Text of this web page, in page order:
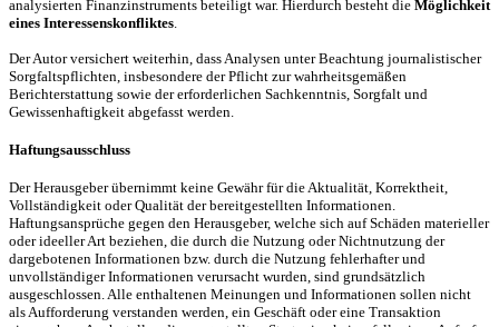
analysierten Finanzinstruments beteiligt war. Hierdurch besteht die Möglichkeit
eines Interessenskonfliktes.
Der Autor versichert weiterhin, dass Analysen unter Beachtung journalistischer
Sorgfaltspflichten, insbesondere der Pflicht zur wahrheitsgemäßen
Berichterstattung sowie der erforderlichen Sachkenntnis, Sorgfalt und
Gewissenhaftigkeit abgefasst werden.
Haftungsausschluss
Der Herausgeber übernimmt keine Gewähr für die Aktualität, Korrektheit,
Vollständigkeit oder Qualität der bereitgestellten Informationen.
Haftungsansprüche gegen den Herausgeber, welche sich auf Schäden materieller
oder ideeller Art beziehen, die durch die Nutzung oder Nichtnutzung der
dargebotenen Informationen bzw. durch die Nutzung fehlerhafter und
unvollständiger Informationen verursacht wurden, sind grundsätzlich
ausgeschlossen. Alle enthaltenen Meinungen und Informationen sollen nicht
als Aufforderung verstanden werden, ein Geschäft oder eine Transaktion